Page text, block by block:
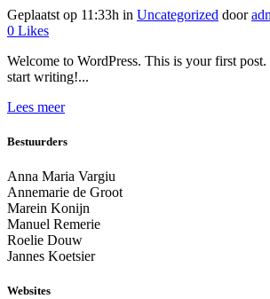
Geplaatst op 11:33h in Uncategorized door
0 Likes
Welcome to WordPress. This is your first
start writing!...
Lees meer
Bestuurders
Anna Maria Vargiu
Annemarie de Groot
Marein Konijn
Manuel Remerie
Roelie Douw
Jannes Koetsier
Websites